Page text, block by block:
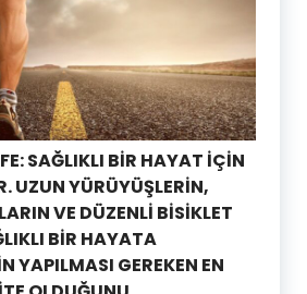
SAĞLIKLI BİR HAYAT İÇİN
UZUN YÜRÜYÜŞLERİN,
VE DÜZENLİ BİSİKLET
BİR HAYATA
YAPILMASI GEREKEN EN